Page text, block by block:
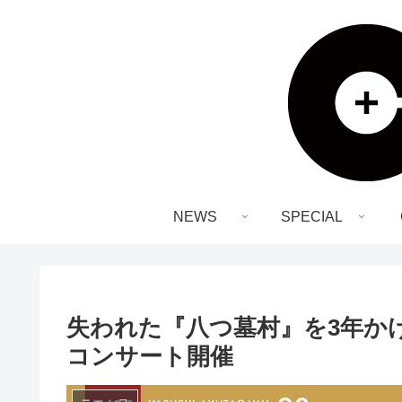
NEWS SPECIAL
失われた『八つ墓村』を3年か
コンサート開催